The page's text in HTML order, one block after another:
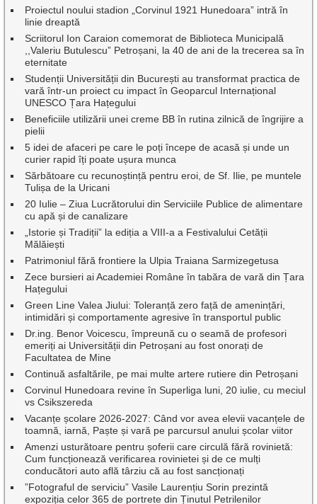
Proiectul noului stadion „Corvinul 1921 Hunedoara” intră în
linie dreaptă
Scriitorul Ion Caraion comemorat de Biblioteca Municipală
,,Valeriu Butulescu” Petroșani, la 40 de ani de la trecerea sa în
eternitate
Studenții Universității din București au transformat practica de
vară într-un proiect cu impact în Geoparcul Internațional
UNESCO Țara Hațegului
Beneficiile utilizării unei creme BB în rutina zilnică de îngrijire a
pielii
5 idei de afaceri pe care le poți începe de acasă și unde un
curier rapid îți poate ușura munca
Sărbătoare cu recunoștință pentru eroi, de Sf. Ilie, pe muntele
Tulișa de la Uricani
20 Iulie – Ziua Lucrătorului din Serviciile Publice de alimentare
cu apă și de canalizare
„Istorie și Tradiții” la ediția a VIII-a a Festivalului Cetății
Mălăiești
Patrimoniul fără frontiere la Ulpia Traiana Sarmizegetusa
Zece bursieri ai Academiei Române în tabăra de vară din Țara
Hațegului
Green Line Valea Jiului: Toleranță zero față de amenințări,
intimidări și comportamente agresive în transportul public
Dr.ing. Benor Voicescu, împreună cu o seamă de profesori
emeriți ai Universității din Petroșani au fost onorați de
Facultatea de Mine
Continuă asfaltările, pe mai multe artere rutiere din Petroșani
Corvinul Hunedoara revine în Superliga luni, 20 iulie, cu meciul
vs Csikszereda
Vacanțe școlare 2026-2027: Când vor avea elevii vacanțele de
toamnă, iarnă, Paște și vară pe parcursul anului școlar viitor
Amenzi usturătoare pentru șoferii care circulă fără rovinietă:
Cum funcționează verificarea rovinietei și de ce mulți
conducători auto află târziu că au fost sancționați
”Fotograful de serviciu” Vasile Laurențiu Sorin prezintă
expoziția celor 365 de portrete din Ținutul Petrilenilor